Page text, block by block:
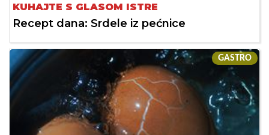
KUHAJTE S GLASOM ISTRE
Recept dana: Srdele iz pećnice
GASTRO